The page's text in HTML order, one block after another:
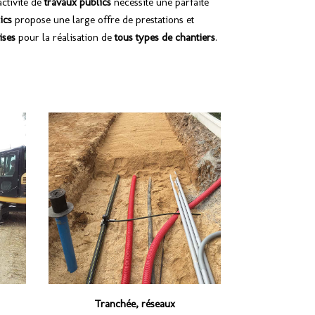
propose une large offre de prestations et
pour la réalisation detous types de chantiers.
Tranchée, réseaux